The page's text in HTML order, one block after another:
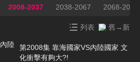
2008-2037 2038-2067 2068-2097
列表 舊→新
第2008集 靠海國家VS內陸國家 文
化衝擊有夠大?!